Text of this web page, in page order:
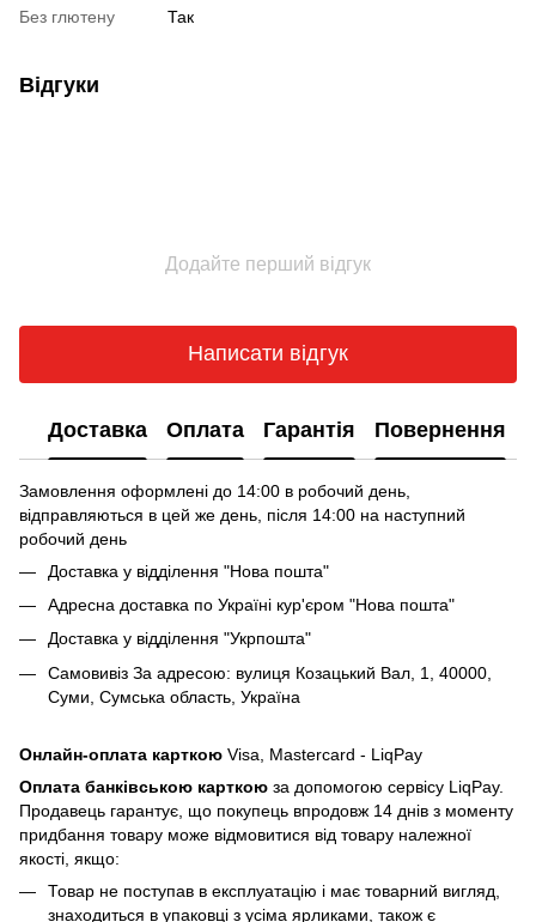
Без глютену Так
Відгуки
Додайте перший відгук
Написати відгук
Доставка Оплата Гарантія Повернення
Замовлення оформлені до 14:00 в робочий день,
відправляються в цей же день, після 14:00 на наступний
робочий день
Доставка у відділення "Нова пошта"
Адресна доставка по Україні кур'єром "Нова пошта"
Доставка у відділення "Укрпошта"
Самовивіз За адресою: вулиця Козацький Вал, 1, 40000,
Суми, Сумська область, Україна
Онлайн-оплата карткою Visa, Mastercard - LiqPay
Оплата банківською карткою за допомогою сервісу LiqPay.
Продавець гарантує, що покупець впродовж 14 днів з моменту
придбання товару може відмовитися від товару належної
якості, якщо:
Товар не поступав в експлуатацію і має товарний вигляд,
знаходиться в упаковці з усіма ярликами, також є